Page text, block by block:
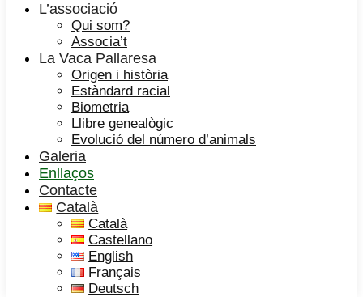
L’associació
Qui som?
Associa’t
La Vaca Pallaresa
Origen i història
Estàndard racial
Biometria
Llibre genealògic
Evolució del número d’animals
Galeria
Enllaços
Contacte
Català
Català
Castellano
English
Français
Deutsch